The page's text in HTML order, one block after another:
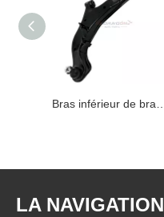
LA NAVIGATION